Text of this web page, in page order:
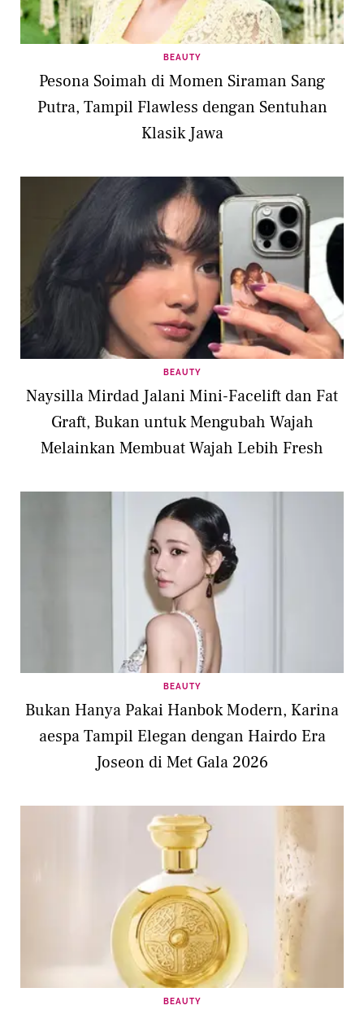
BEAUTY
Pesona Soimah di Momen Siraman Sang
Putra, Tampil Flawless dengan Sentuhan
Klasik Jawa
BEAUTY
Naysilla Mirdad Jalani Mini-Facelift dan Fat
Graft, Bukan untuk Mengubah Wajah
Melainkan Membuat Wajah Lebih Fresh
BEAUTY
Bukan Hanya Pakai Hanbok Modern, Karina
aespa Tampil Elegan dengan Hairdo Era
Joseon di Met Gala 2026
BEAUTY